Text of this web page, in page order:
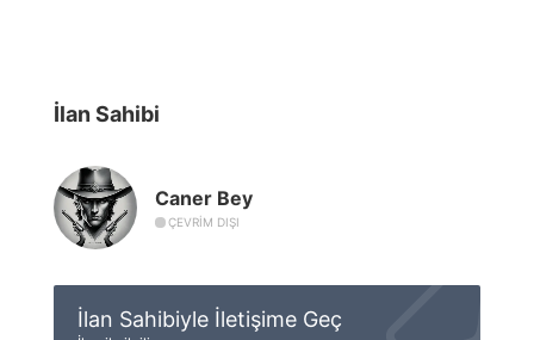
İlan Sahibi
Caner Bey
ÇEVRIM DIŞI
İlan Sahibiyle İletişime Geç